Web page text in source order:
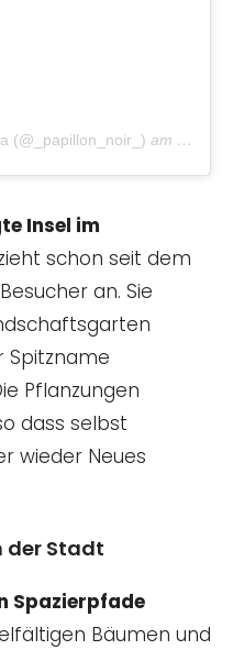
(@_papillon_noir_) am Sep 27,
Insel im
schon seit dem
an. Sie
Spitzname
Pflanzungen
dass selbst
wieder Neues
der Stadt
Spazierpfade
Bäumen und